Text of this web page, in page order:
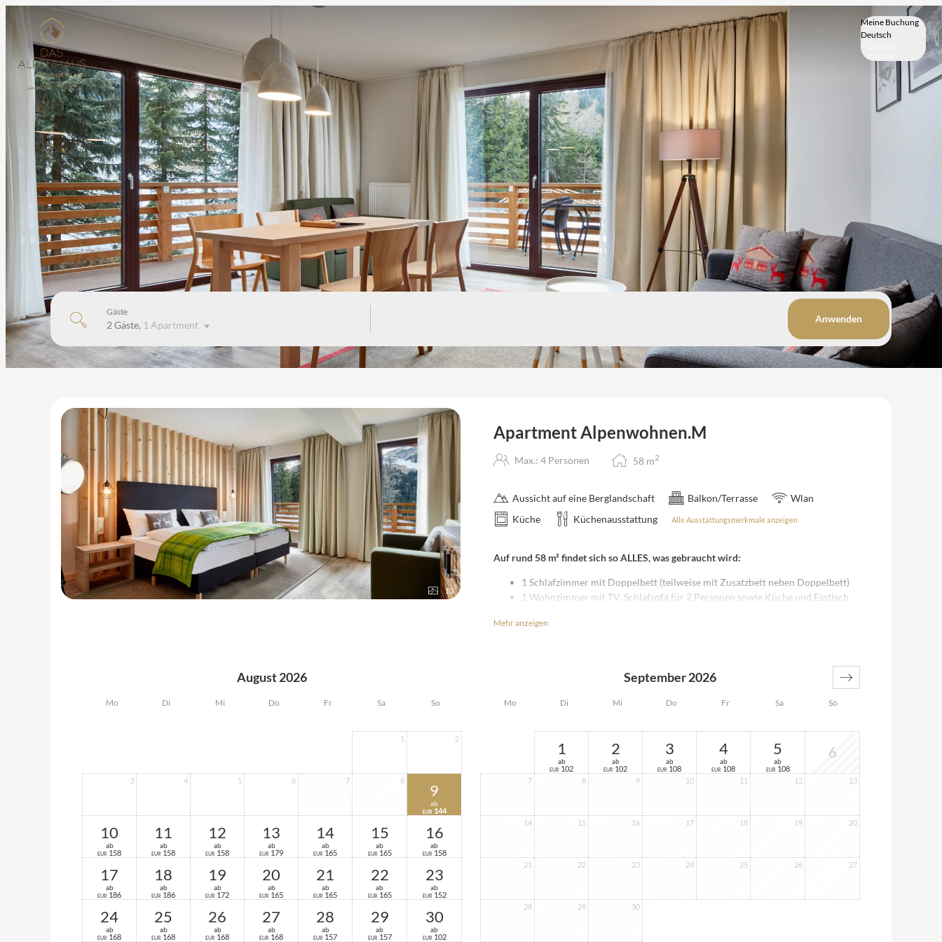
Gäste
2 Gäste, 1 Apartment
Anwenden
Meine Buchung
Deutsch
13
Apartment Alpenwohnen.M
Max.: 4 Personen 58 m2
Aussicht auf eine Berglandschaft Balkon/Terrasse
Wlan
Küche
Küchenausstattung Alle Ausstattungsmerkmale anzeigen
Auf rund 58 m² findet sich so ALLES, was gebraucht wird:
1 Schlafzimmer mit Doppelbett (teilweise mit Zusatzbett neben Doppelbett)
1 Wohnzimmer mit TV, Schlafsofa für 2 Personen sowie Küche und Esstisch
1 kleiner Vorraum
Mehr anzeigen
Mo Di Mi Do Fr Sa So Mo Di Mi Do Fr Sa So
August 2026
1 2
3 4 5 6 7 8
9
ab
EUR 144
10
ab
EUR 158
11
ab
EUR 158
12
ab
EUR 158
13
ab
EUR 179
14
ab
EUR 165
15
ab
EUR 165
16
ab
EUR 158
17
ab
EUR 186
18
ab
EUR 186
19
ab
EUR 172
20
ab
EUR 165
21
ab
EUR 165
22
ab
EUR 165
23
ab
EUR 152
24
ab
EUR 168
25
ab
EUR 168
26
ab
EUR 168
27
ab
EUR 168
28
ab
EUR 157
29
ab
EUR 157
30
ab
EUR 102
September 2026
1
ab
EUR 102
2
ab
EUR 102
3
ab
EUR 108
4
ab
EUR 108
5
ab
EUR 108
6
7 8 9 10 11 12 13
14 15 16 17 18 19 20
21 22 23 24 25 26 27
28 29 30